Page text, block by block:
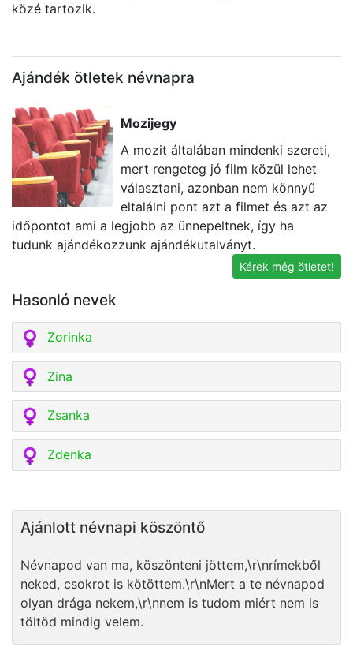
közé tartozik.
Ajándék ötletek névnapra
Mozijegy
A mozit általában mindenki szereti,
mert rengeteg jó film közül lehet
választani, azonban nem könnyű
eltalálni pont azt a filmet és azt az
időpontot ami a legjobb az ünnepeltnek, így ha
tudunk ajándékozzunk ajándékutalványt.
Kérek még ötletet!
Hasonló nevek
Zorinka
Zina
Zsanka
Zdenka
Ajánlott névnapi köszöntő
Névnapod van ma, köszönteni jöttem,\r\nrímekből
neked, csokrot is kötöttem.\r\nMert a te névnapod
olyan drága nekem,\r\nnem is tudom miért nem is
töltöd mindig velem.